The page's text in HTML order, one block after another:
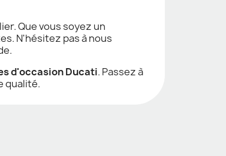
Que vous soyez un
N'hésitez pas à nous
d'occasion Ducati. Passez à
qualité.